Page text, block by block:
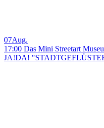
07Aug.
17:00 Das Mini Streetart
JA!DA!